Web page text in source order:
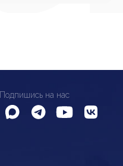
Подпишись на нас